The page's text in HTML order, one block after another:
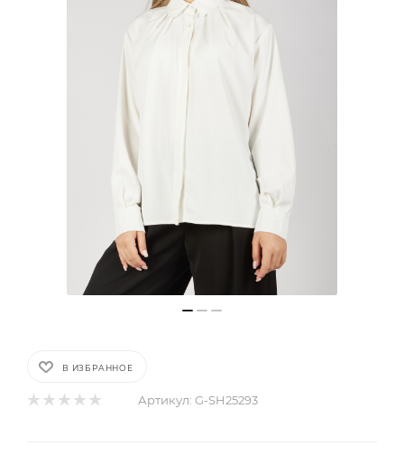
В ИЗБРАННОЕ
Артикул: G-SH25293